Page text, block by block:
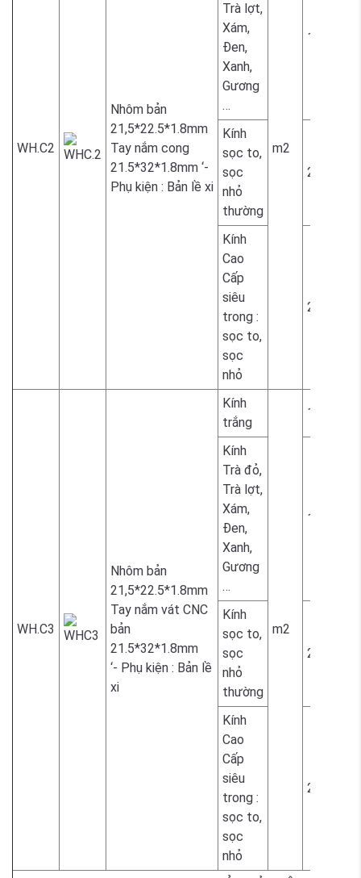
WH.C2
Nhôm bản
21,5*22.5*1.8mm
Tay nắm cong
21.5*32*1.8mm ‘-
Phụ kiện : Bản lề xi
m2
Trà lợt,
Xám,
Đen,
Xanh,
Gương
…
Kính
sọc to,
sọc
nhỏ
thường
Kính
Cao
Cấp
siêu
trong :
sọc to,
sọc
nhỏ
WH.C3
Nhôm bản
21,5*22.5*1.8mm
Tay nắm vát CNC
bản
21.5*32*1.8mm
‘- Phụ kiện : Bản lề
xi
Kính
trắng
m2
Kính
Trà đỏ,
Trà lợt,
Xám,
Đen,
Xanh,
Gương
…
Kính
sọc to,
sọc
nhỏ
thường
Kính
Cao
Cấp
siêu
trong :
sọc to,
sọc
nhỏ